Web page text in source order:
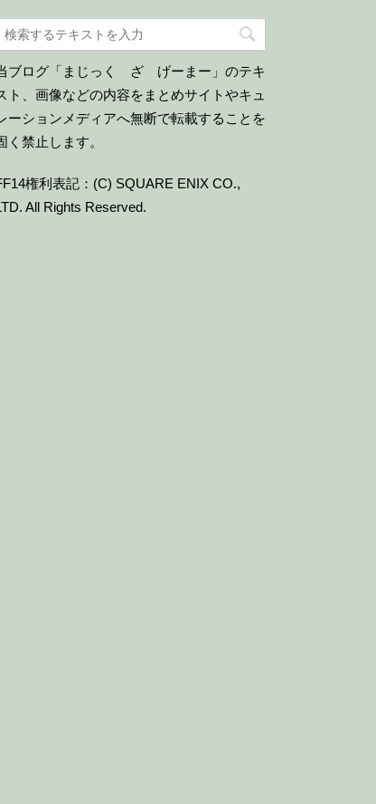
ブログ「まじっく ざ げーまー」のテキ
ト、画像などの内容をまとめサイトやキュ
ーションメディアへ無断で転載することを
く禁止します。
権利表記：(C) SQUARE ENIX CO.,
All Rights Reserved.